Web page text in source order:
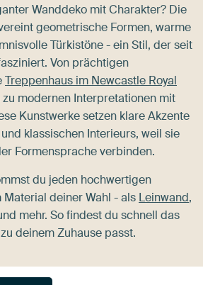
Wanddeko mit Charakter? Die
geometrische Formen, warme
Türkistöne - ein Stil, der seit
Von prächtigen
Treppenhaus im Newcastle Royal
zu modernen Interpretationen mit
Kunstwerke setzen klare Akzente
klassischen Interieurs, weil sie
Formensprache verbinden.
du jeden hochwertigen
deiner Wahl - als Leinwand,
mehr. So findest du schnell das
deinem Zuhause passt.